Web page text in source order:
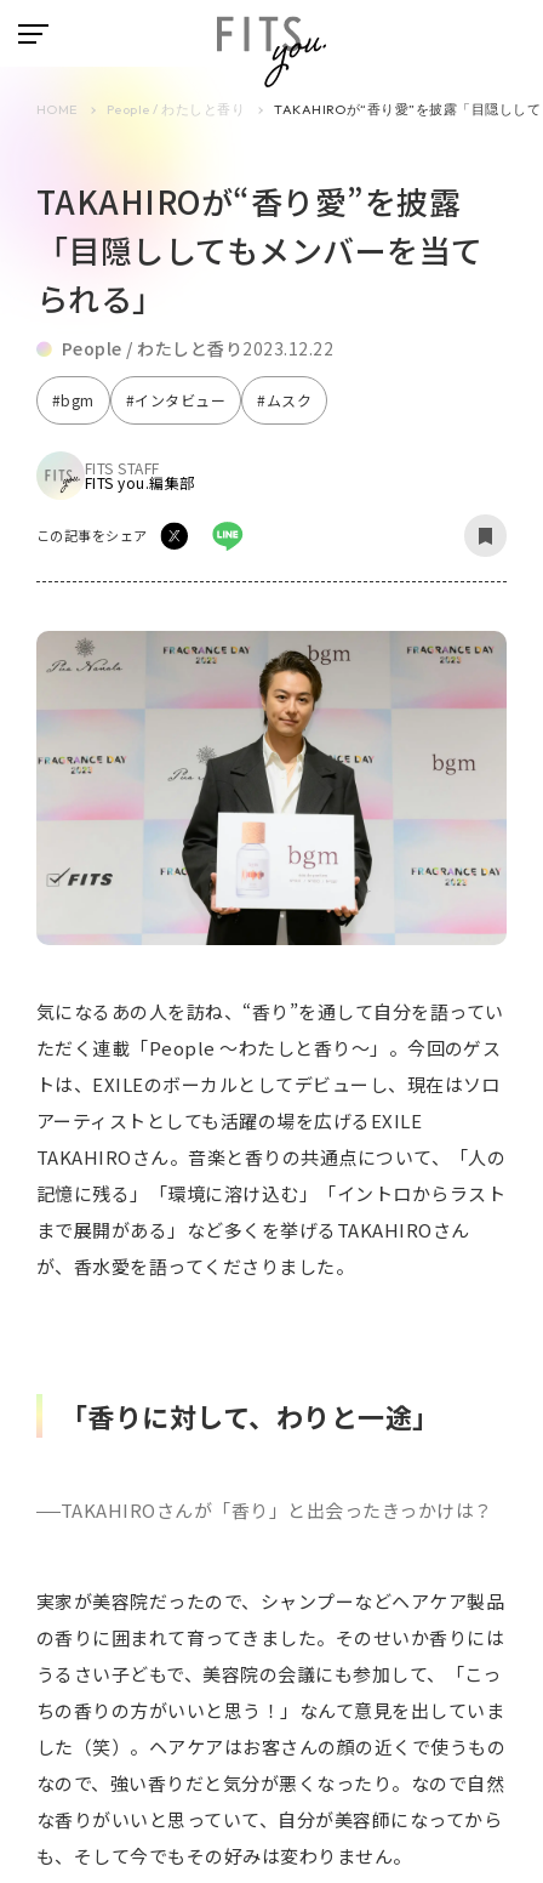
HOME People / わたしと香り TAKAHIROが“香り愛”を披露「目隠しし
TAKAHIROが“香り愛”を披露
「目隠ししてもメンバーを当て
られる」
People / わたしと香り2023.12.22
#bgm #インタビュー #ムスク
FITS STAFF
FITS you.編集部
この記事をシェア
気になるあの人を訪ね、“香り”を通して自分を語ってい
ただく連載「People 〜わたしと香り〜」。今回のゲス
トは、EXILEのボーカルとしてデビューし、現在はソロ
アーティストとしても活躍の場を広げるEXILE
TAKAHIROさん。音楽と香りの共通点について、「人の
記憶に残る」「環境に溶け込む」「イントロからラスト
まで展開がある」など多くを挙げるTAKAHIROさん
が、香水愛を語ってくださりました。
「香りに対して、わりと一途」
TAKAHIROさんが「香り」と出会ったきっかけは？
実家が美容院だったので、シャンプーなどヘアケア製品
の香りに囲まれて育ってきました。そのせいか香りには
うるさい子どもで、美容院の会議にも参加して、「こっ
ちの香りの方がいいと思う！」なんて意見を出していま
した（笑）。ヘアケアはお客さんの顔の近くで使うもの
なので、強い香りだと気分が悪くなったり。なので自然
な香りがいいと思っていて、自分が美容師になってから
も、そして今でもその好みは変わりません。